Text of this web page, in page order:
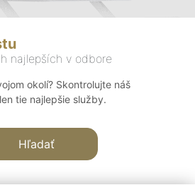
najlepších v odbore
okolí? Skontrolujte náš
tie najlepšie služby.
Hľadať